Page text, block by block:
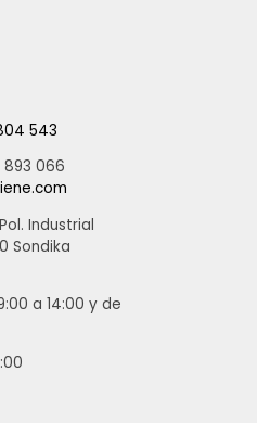
543
066
Industrial
Sondika
a 14:00 y de